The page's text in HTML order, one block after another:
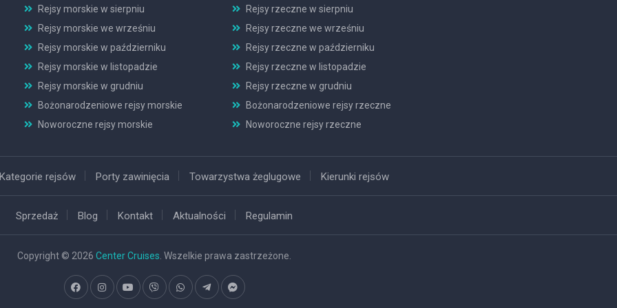
Rejsy morskie w sierpniu
Rejsy morskie we wrześniu
Rejsy morskie w październiku
Rejsy morskie w listopadzie
Rejsy morskie w grudniu
Bożonarodzeniowe rejsy morskie
Noworoczne rejsy morskie
Rejsy rzeczne w sierpniu
Rejsy rzeczne we wrześniu
Rejsy rzeczne w październiku
Rejsy rzeczne w listopadzie
Rejsy rzeczne w grudniu
Bożonarodzeniowe rejsy rzeczne
Noworoczne rejsy rzeczne
Kategorie rejsów Porty zawinięcia Towarzystwa żeglugowe Kierunki rejsów
Sprzedaż Blog Kontakt Aktualności Regulamin
Copyright © 2026 Center Cruises . Wszelkie prawa zastrzeżone.